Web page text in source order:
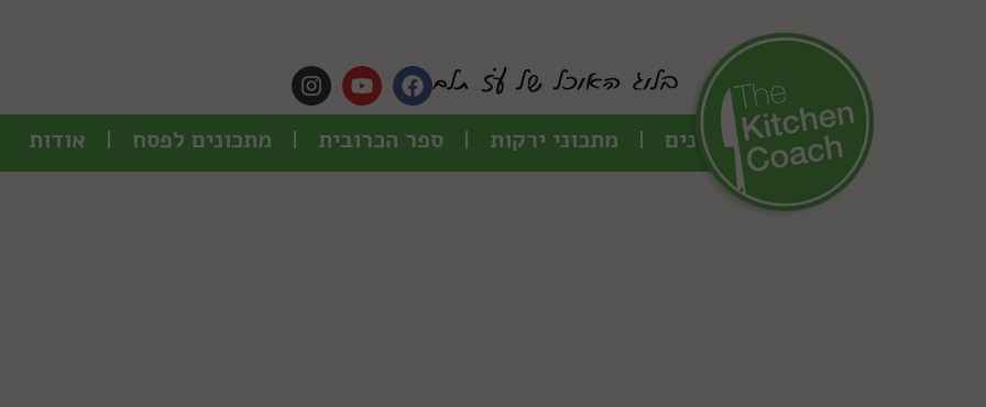
כל המתכונים מתכוני ירקות ספר הכרובית מתכונים לפסח אודות